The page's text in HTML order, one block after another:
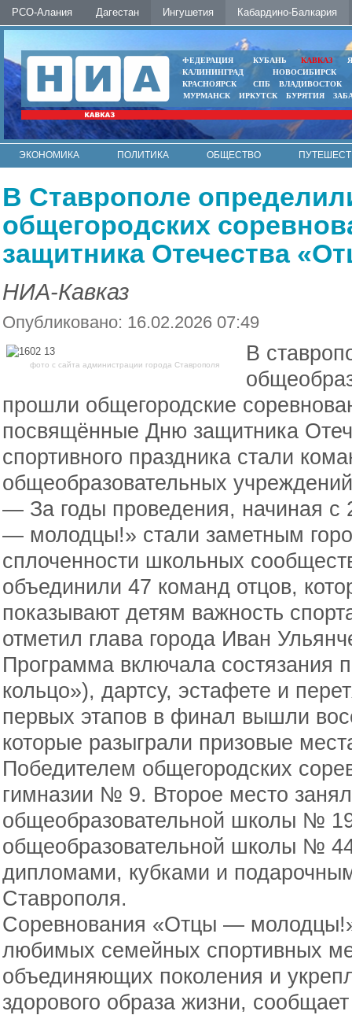
РСО-Алания Дагестан Ингушетия Кабардино-Балкария
ФЕДЕРАЦИЯ КУБАНЬ КАВКАЗ
КАЛИНИНГРАД
НОВОСИБИРСК
КРАСНОЯРСК
СПБ
ВЛАДИВОСТОК
МУРМАНСК
ИРКУТСК БУРЯТИЯ
ЭКОНОМИКА ПОЛИТИКА ОБЩЕСТВО
В Ставрополе
общегородских
защитника Отечества
НИА-Кавказ
Опубликовано: 16.02.2026 07:49
фото с сайта администрации города Ставрополя
В
прошли общегородские
посвящённые Дню защитника
спортивного праздника стали
общеобразовательных
— За годы проведения, начиная с
— молодцы!» стали заметным
сплоченности школьных
объединили 47 команд отцов,
показывают детям важность
отметил глава города Иван
Программа включала состязания
кольцо»), дартсу, эстафете и
первых этапов в финал вышли
которые разыграли призовые
Победителем общегородских
гимназии № 9. Второе место
общеобразовательной школы №
общеобразовательной школы №
дипломами, кубками и
Ставрополя.
Соревнования «Отцы —
любимых семейных спортивных
объединяющих поколения и
здорового образа жизни,